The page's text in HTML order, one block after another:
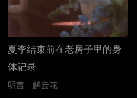
夏季结束前在老房子里的身
体记录
明言 解云花